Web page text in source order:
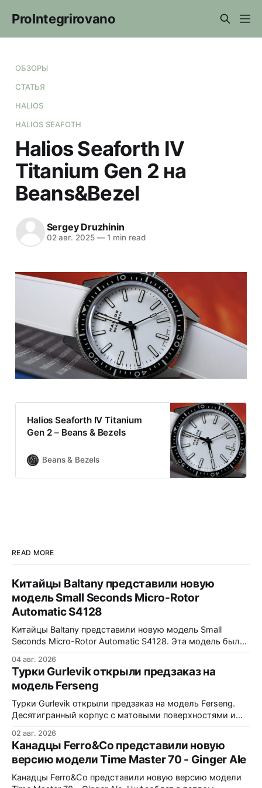
ProIntegrirovano
ОБЗОРЫ
СТАТЬЯ
HALIOS
HALIOS SEAFOTH
Halios Seaforth IV
Titanium Gen 2 на
Beans&Bezel
Sergey Druzhinin
02 авг. 2025 —1 min read
Halios Seaforth IV Titanium
Gen 2 – Beans & Bezels
Beans & Bezels
READ MORE
Китайцы Baltany представили новую
модель Small Seconds Micro-Rotor
Automatic S4128
Китайцы Baltany представили новую модель Small
Seconds Micro-Rotor Automatic S4128. Эта модель была
давлением спроса) - всё-таки выпущена в регулярной
коллекции Baltany. Четыре варианта - white, black, blue и
green. Микроротор, MOP циферблат с радиальным
рисунком, малая секундная стрелка синёного цвета.
38x10x44,2
04 авг. 2026
Турки Gurlevik открыли предзаказ на
модель Ferseng
Турки Gurlevik открыли предзаказ на модель Ferseng.
Десятигранный корпус с матовыми поверхностями и
узором из полированных ромбов. Шесть вариантов -
Blue, Gold, Ice, Coral, Purple и Green Turquoise 38x10x44
мм. Сапфировое стекло, 5 ATM. Miyota 9039 690
долларов. Отгрузка в декабре 2026 года
02 авг. 2026
Канадцы Ferro&Co представили новую
версию модели Time Master 70 - Ginger Ale
Канадцы Ferro&Co представили новую версию модели